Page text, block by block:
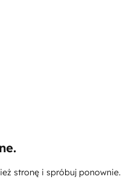
stronę i spróbuj ponownie.